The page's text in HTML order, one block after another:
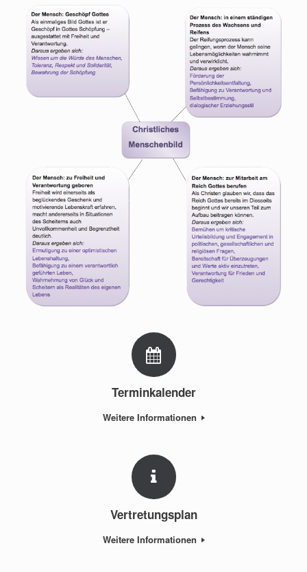
Terminkalender
Weitere Informationen
Vertretungsplan
Weitere Informationen